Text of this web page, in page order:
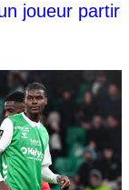
joueur partir